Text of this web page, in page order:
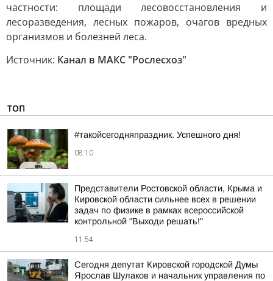
частности: площади лесовосстановления и
лесоразведения, лесных пожаров, очагов вредных
организмов и болезней леса.
Источник: Канал в МАКС "Рослесхоз"
ТОП
#такойсегодняпраздник. Успешного дня!
08:10
Представители Ростовской области, Крыма и
Кировской области сильнее всех в решении
задач по физике в рамках всероссийской
контрольной "Выходи решать!"
11:54
Сегодня депутат Кировской городской Думы
Ярослав Шулаков и начальник управления по